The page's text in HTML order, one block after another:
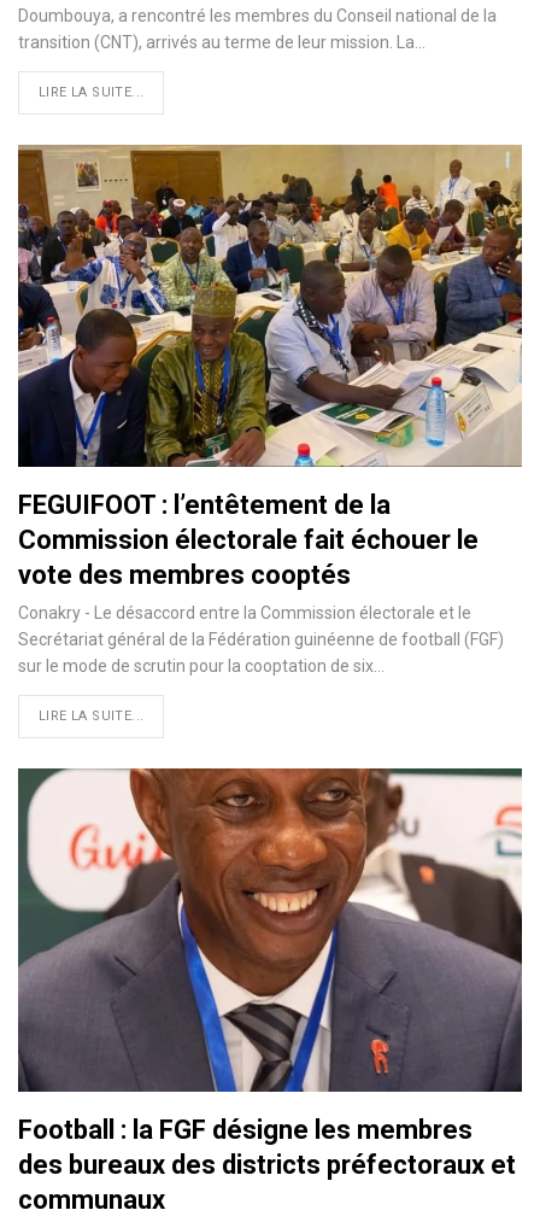
Doumbouya, a rencontré les membres du Conseil national de la
transition (CNT), arrivés au terme de leur mission. La…
LIRE LA SUITE...
FEGUIFOOT : l’entêtement de la
Commission électorale fait échouer le
vote des membres cooptés
Conakry - Le désaccord entre la Commission électorale et le
Secrétariat général de la Fédération guinéenne de football (FGF)
sur le mode de scrutin pour la cooptation de six…
LIRE LA SUITE...
Football : la FGF désigne les membres
des bureaux des districts préfectoraux et
communaux